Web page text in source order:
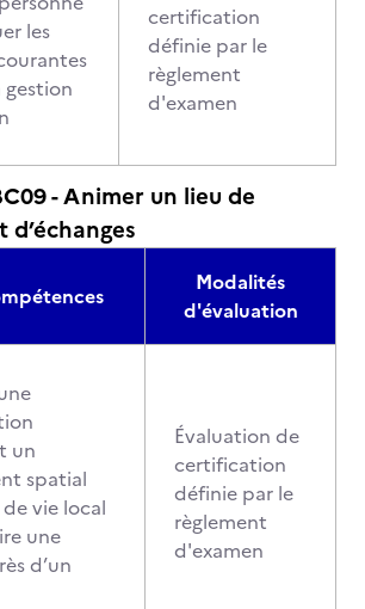
les
gestion
certification
définie par le
règlement
d'examen
- Animer un lieu de
Modalités
d'évaluation
un
spatial
vie local
une
d’un
Évaluation de
certification
définie par le
règlement
d'examen